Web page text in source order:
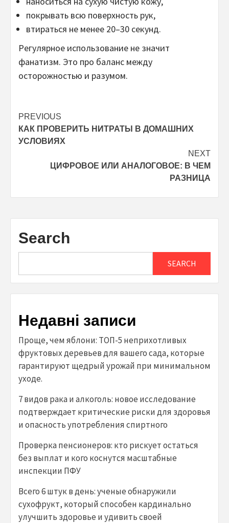
покрывать всю поверхность рук,
втираться не менее 20–30 секунд.
Регулярное использование не значит
фанатизм. Это про баланс между
осторожностью и разумом.
Post
navigation
PREVIOUS
КАК ПРОВЕРИТЬ НИТРАТЫ В ДОМАШНИХ
УСЛОВИЯХ
NEXT
ЦИФРОВОЕ ИЛИ АНАЛОГОВОЕ: В ЧЕМ
РАЗНИЦА
Search
SEARCH
Недавні записи
Проще, чем яблони: ТОП-5 неприхотливых
фруктовых деревьев для вашего сада, которые
гарантируют щедрый урожай при минимальном
уходе.
7 видов рака и алкоголь: новое исследование
подтверждает критические риски для здоровья
и опасность употребления спиртного
Проверка пенсионеров: кто рискует остаться
без выплат и кого коснутся масштабные
инспекции ПФУ
Всего 6 штук в день: ученые обнаружили
сухофрукт, который способен кардинально
улучшить здоровье и удивить своей